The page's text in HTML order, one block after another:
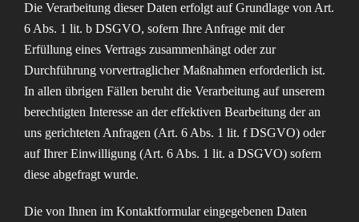
Die Verarbeitung dieser Daten erfolgt auf Grundlage von Art.
6 Abs. 1 lit. b DSGVO, sofern Ihre Anfrage mit der
Erfüllung eines Vertrags zusammenhängt oder zur
Durchführung vorvertraglicher Maßnahmen erforderlich ist.
In allen übrigen Fällen beruht die Verarbeitung auf unserem
berechtigten Interesse an der effektiven Bearbeitung der an
uns gerichteten Anfragen (Art. 6 Abs. 1 lit. f DSGVO) oder
auf Ihrer Einwilligung (Art. 6 Abs. 1 lit. a DSGVO) sofern
diese abgefragt wurde.
Die von Ihnen im Kontaktformular eingegebenen Daten